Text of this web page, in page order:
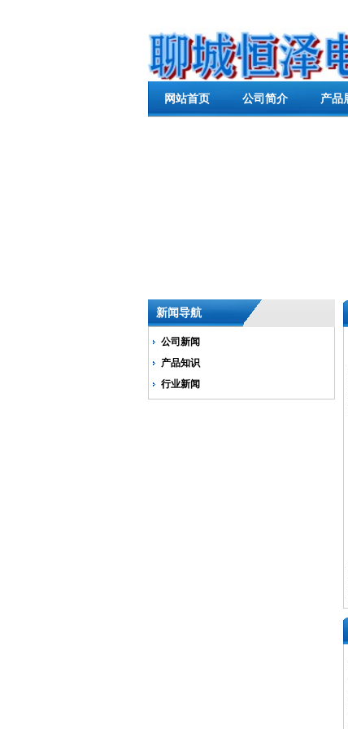
网站首页 公司简介 产品
新闻导航
公司新闻
产品知识
行业新闻